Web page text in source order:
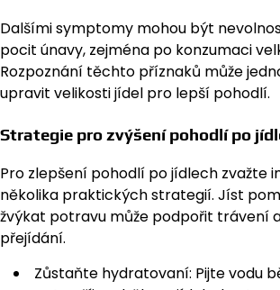
Dalšími symptomy mohou být
pocit únavy, zejména po konzumaci
Rozpoznání těchto příznaků může
upravit velikosti jídel pro lepší pohodlí.
Strategie pro zvýšení pohodlí po
Pro zlepšení pohodlí po jídlech zvažte
několika praktických strategií. Jíst
žvýkat potravu může podpořit trávení
přejídání.
Zůstaňte hydratovaní: Pijte vodu